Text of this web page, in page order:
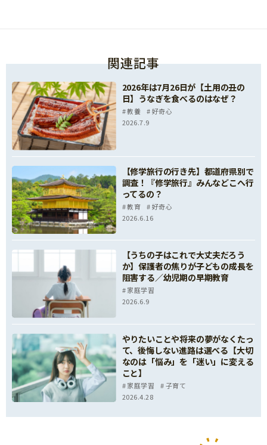
関連記事
2026年は7月26日が【土用の丑の
日】うなぎを食べるのはなぜ？
教養
好奇心
2026.7.9
【修学旅行の行き先】都道府県別で
調査！『修学旅行』みんなどこへ行
ってるの？
教育
好奇心
2026.6.16
【うちの子はこれで大丈夫だろう
か】保護者の焦りが子どもの成長を
阻害する／幼児期の早期教育
家庭学習
2026.6.9
やりたいことや将来の夢がなくたっ
て、後悔しない進路は選べる【大切
なのは「悩み」を「迷い」に変える
こと】
家庭学習
子育て
2026.4.28